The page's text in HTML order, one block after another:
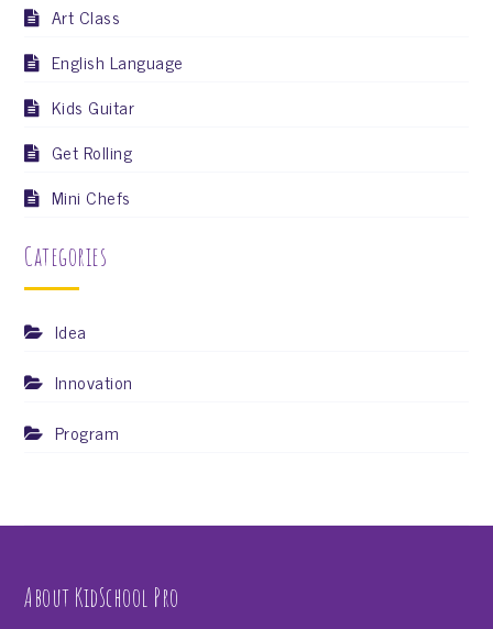
Art Class
English Language
Kids Guitar
Get Rolling
Mini Chefs
Categories
Idea
Innovation
Program
About KidSchool Pro